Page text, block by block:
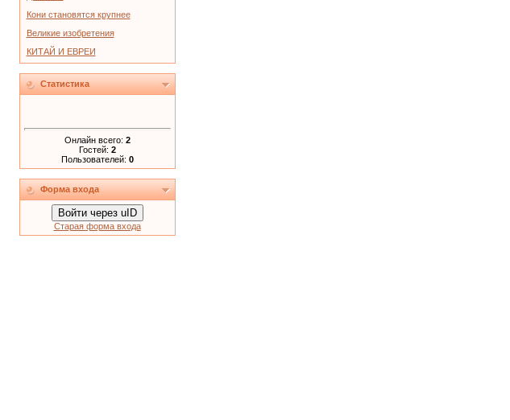
Кони становятся крупнее
Великие изобретения
КИТАЙ И ЕВРЕИ
Статистика
Онлайн всего: 2
Гостей: 2
Пользователей: 0
Форма входа
Войти через uID
Старая форма входа